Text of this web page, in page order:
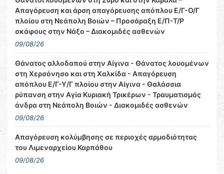
Απαγόρευση και άρση απαγόρευσης απόπλου Ε/Γ-Ο/Γ
πλοίου στη Νεάπολη Βοιών – Προσάραξη Ε/Π-Τ/Ρ
σκάφους στην Νάξο – Διακομιδές ασθενών
09/08/26
Θάνατος αλλοδαπού στην Αίγινα - Θάνατος λουομένων
στη Χερσόνησο και στη Χαλκίδα - Απαγόρευση
απόπλου Ε/Γ-Υ/Γ πλοίου στην Αίγινα - Θαλάσσια
ρύπανση στην Αγία Κυριακή Τρικέρων - Τραυματισμός
άνδρα στη Νεάπολη Βοιών - Διακομιδές ασθενών
09/08/26
Απαγόρευση κολύμβησης σε περιοχές αρμοδιότητας
του Λιμεναρχείου Καρπάθου
09/08/26